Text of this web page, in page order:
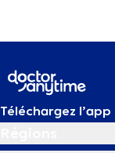
Téléchargez l’app